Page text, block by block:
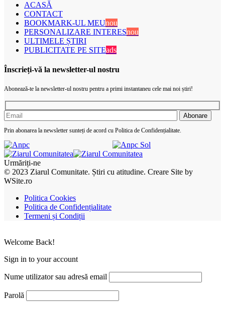
ACASĂ
CONTACT
BOOKMARK-UL MEUnou
PERSONALIZARE INTERESnou
ULTIMELE ȘTIRI
PUBLICITATE PE SITEads
Înscrieți-vă la newsletter-ul nostru
Abonează-te la newsletter-ul nostru pentru a primi instantaneu cele mai noi știri!
Prin abonarea la newsletter sunteți de acord cu Politica de Confidențialitate.
Urmăriți-ne
© 2023 Ziarul Comunitate. Știri cu atitudine. Creare Site by
WSite.ro
Politica Cookies
Politica de Confidențialitate
Termeni și Condiții
Welcome Back!
Sign in to your account
Nume utilizator sau adresă email
Parolă